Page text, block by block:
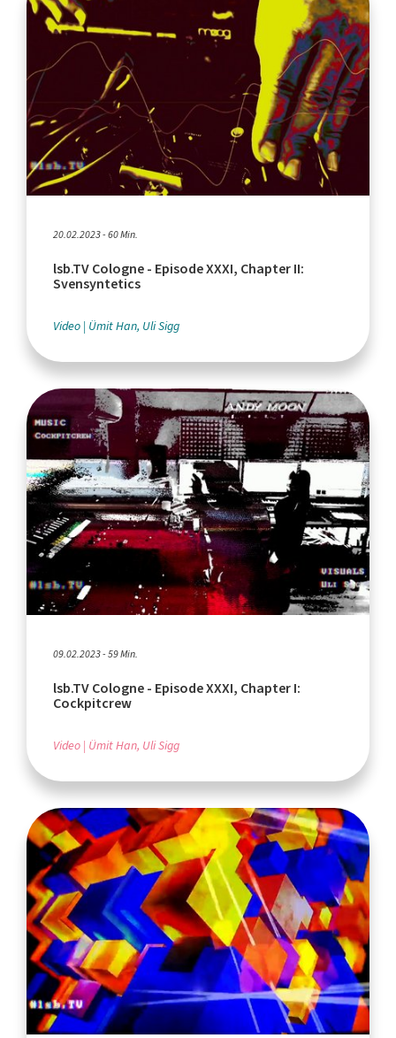
20.02.2023 - 60 Min.
lsb.TV Cologne - Episode XXXI, Chapter II:
Svensyntetics
Video Ümit Han, Uli Sigg
09.02.2023 - 59 Min.
lsb.TV Cologne - Episode XXXI, Chapter I:
Cockpitcrew
Video Ümit Han, Uli Sigg